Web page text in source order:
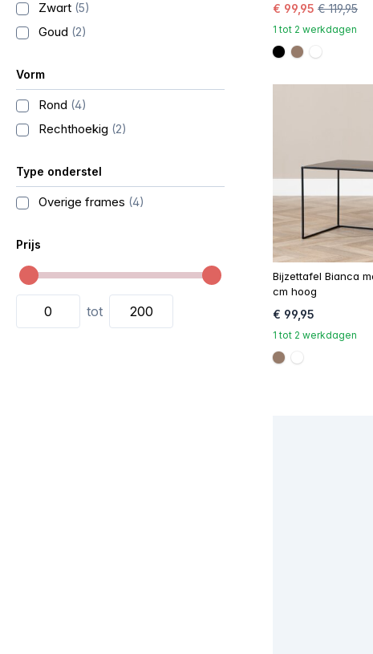
Zwart (5)
Goud (2)
Vorm
Rond (4)
Rechthoekig (2)
Type onderstel
Overige frames (4)
Prijs
tot
€ 99,95 € 119,95
1 tot 2 werkdagen
#000000
#967b6a
#FFFFFF
Bijzettafel Bianca
cm hoog
€ 99,95
1 tot 2 werkdagen
#967b6a
#FFFFFF